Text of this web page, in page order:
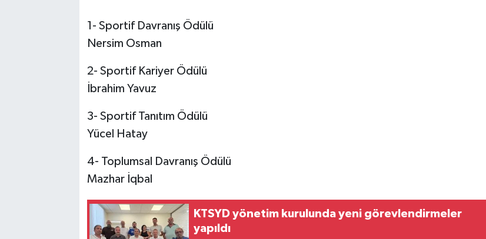
1- Sportif Davranış Ödülü
Nersim Osman
2- Sportif Kariyer Ödülü
İbrahim Yavuz
3- Sportif Tanıtım Ödülü
Yücel Hatay
4- Toplumsal Davranış Ödülü
Mazhar İqbal
KTSYD yönetim kurulunda yeni görevlendirmeler
yapıldı